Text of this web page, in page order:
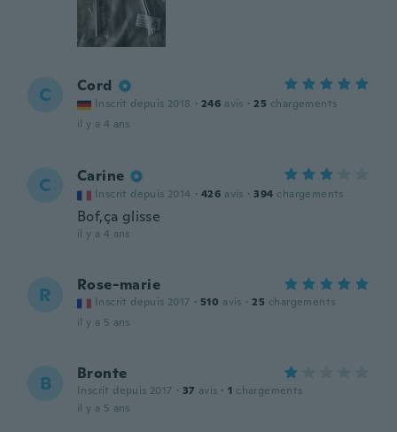
C Cord
Inscrit depuis 2018 · 246 avis · 25 chargements
il y a 4 ans
C Carine
Inscrit depuis 2014 · 426 avis · 394 chargements
Bof,ça glisse
il y a 4 ans
R Rose-marie
Inscrit depuis 2017 · 510 avis · 25 chargements
il y a 5 ans
B Bronte
Inscrit depuis 2017 · 37 avis · 1 chargements
il y a 5 ans